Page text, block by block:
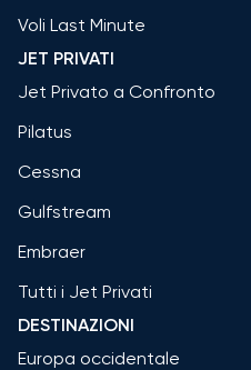
Voli Last Minute
JET PRIVATI
Jet Privato a Confronto
Pilatus
Cessna
Gulfstream
Embraer
Tutti i Jet Privati
DESTINAZIONI
Europa occidentale